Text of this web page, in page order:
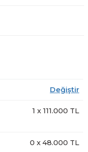
Değiştir
1 x 111.000 TL
0 x 48.000 TL